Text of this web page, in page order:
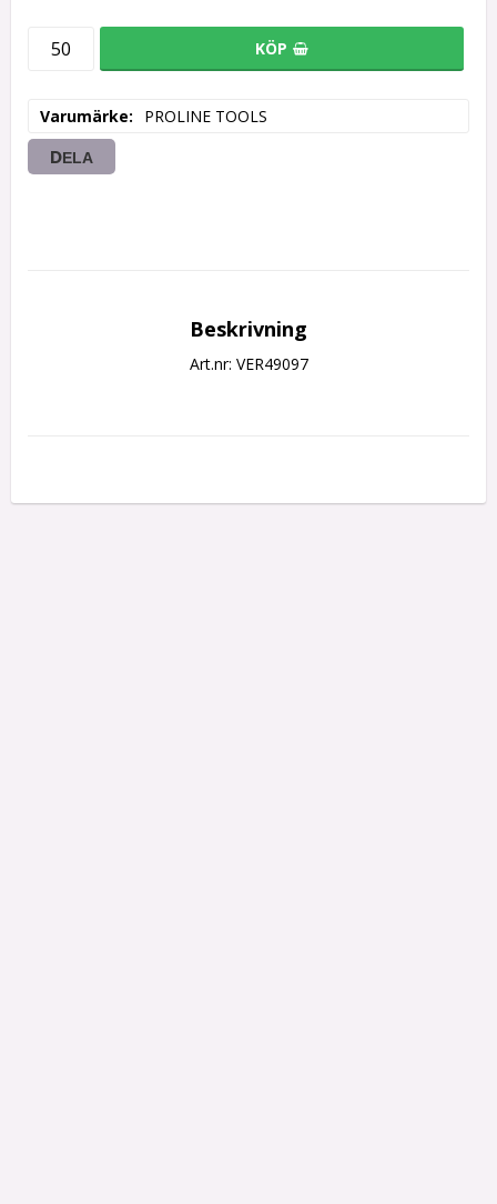
KÖP
Varumärke PROLINE TOOLS
DELA
Beskrivning
Art.nr: VER49097